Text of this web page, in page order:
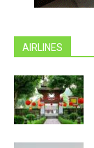
AIRLINES